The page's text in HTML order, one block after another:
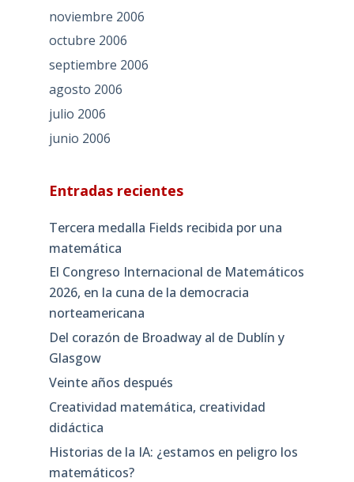
noviembre 2006
octubre 2006
septiembre 2006
agosto 2006
julio 2006
junio 2006
Entradas recientes
Tercera medalla Fields recibida por una
matemática
El Congreso Internacional de Matemáticos
2026, en la cuna de la democracia
norteamericana
Del corazón de Broadway al de Dublín y
Glasgow
Veinte años después
Creatividad matemática, creatividad
didáctica
Historias de la IA: ¿estamos en peligro los
matemáticos?